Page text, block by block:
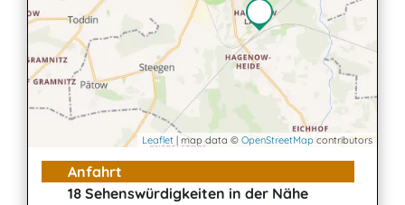
Leaflet | map data © OpenStreetMapcontributors
Anfahrt
18 Sehenswürdigkeiten in der Nähe